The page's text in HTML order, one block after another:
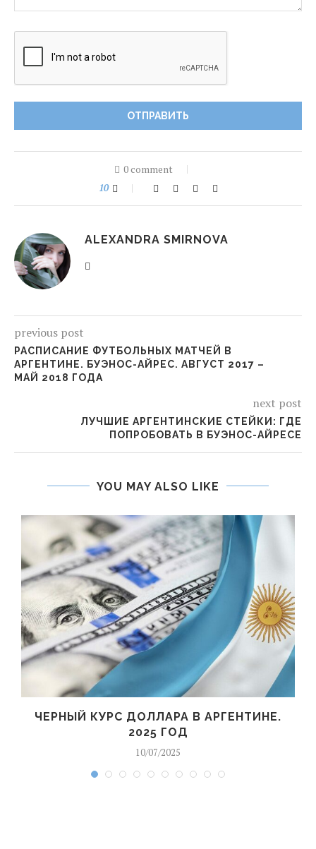
0 comment
10
ALEXANDRA SMIRNOVA
previous post
РАСПИСАНИЕ ФУТБОЛЬНЫХ МАТЧЕЙ В
АРГЕНТИНЕ. БУЭНОС-АЙРЕС. АВГУСТ 2017 –
МАЙ 2018 ГОДА
next post
ЛУЧШИЕ АРГЕНТИНСКИЕ СТЕЙКИ: ГДЕ
ПОПРОБОВАТЬ В БУЭНОС-АЙРЕСЕ
YOU MAY ALSO LIKE
ЧЕРНЫЙ КУРС ДОЛЛАРА В АРГЕНТИНЕ.
2025 ГОД
10/07/2025